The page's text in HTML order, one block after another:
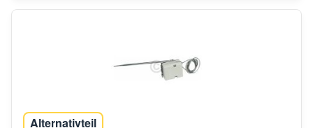
Alternativteil